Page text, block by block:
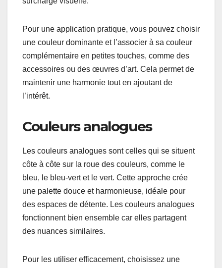
Pour une application pratique, vous pouvez choisir
une couleur dominante et l’associer à sa couleur
complémentaire en petites touches, comme des
accessoires ou des œuvres d’art. Cela permet de
maintenir une harmonie tout en ajoutant de
l’intérêt.
Couleurs analogues
Les couleurs analogues sont celles qui se situent
côte à côte sur la roue des couleurs, comme le
bleu, le bleu-vert et le vert. Cette approche crée
une palette douce et harmonieuse, idéale pour
des espaces de détente. Les couleurs analogues
fonctionnent bien ensemble car elles partagent
des nuances similaires.
Pour les utiliser efficacement, choisissez une